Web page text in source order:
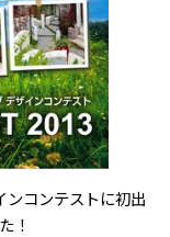
ンコンテストに初出
！